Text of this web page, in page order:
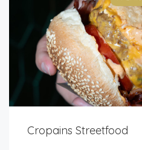
Cropains Streetfood